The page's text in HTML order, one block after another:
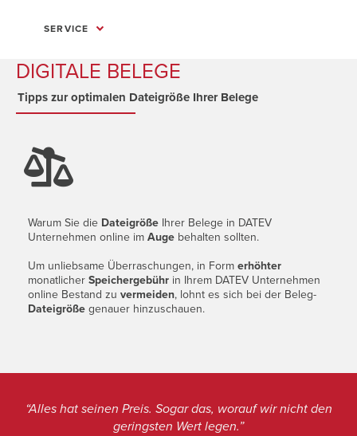
SERVICE
DIGITALE BELEGE
Tipps zur optimalen Dateigröße Ihrer Belege

Warum Sie die Dateigröße Ihrer Belege in DATEV
Unternehmen online im Auge behalten sollten.
Um unliebsame Überraschungen, in Form erhöhter
monatlicher Speichergebühr in Ihrem DATEV Unternehmen
online Bestand zu vermeiden, lohnt es sich bei der Beleg-
Dateigröße genauer hinzuschauen.
“Alles hat seinen Preis. Sogar das, worauf wir nicht den
geringsten Wert legen.”